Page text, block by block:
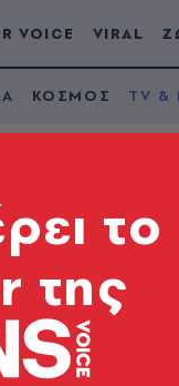
VOICE VIRAL
ΚΟΣΜΟΣ TV &
-
του
το
της